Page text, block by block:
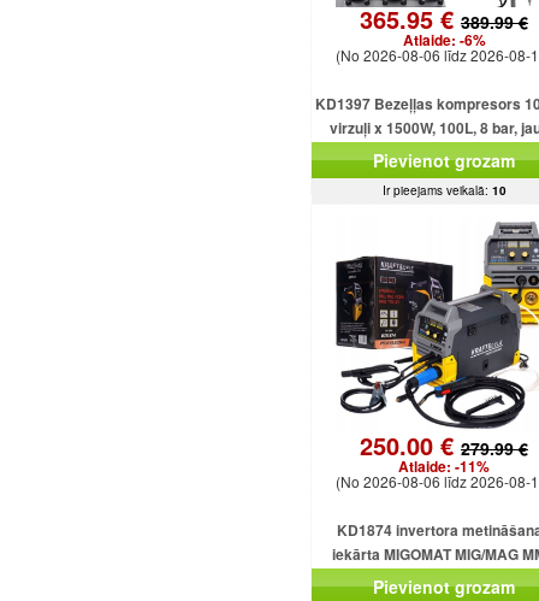
365.95 € 389.99 €
Atlaide: -6%
(No 2026-08-06 līdz 2026-08-
KD1397 Bezeļļas kompresors
virzuļi x 1500W, 100L, 8 bar,
jaudīgs modelis
Pievienot grozam
Ir pieejams veikalā: 10
250.00 € 279.99 €
Atlaide: -11%
(No 2026-08-06 līdz 2026-08-
KD1874 invertora
iekārta MIGOMAT MIG/MAG
FCAW Flux TIG Lift 250A
Pievienot grozam